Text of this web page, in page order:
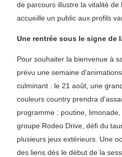
de parcours illustre la vitalité de
accueille un public aux profils
Une rentrée sous le signe de
Pour souhaiter la bienvenue à
prévu une semaine
culminant : le 21 août, une
couleurs country prendra
programme : poutine,
groupe Rodeo Drive, défi du
plusieurs jeux extérieurs. Une
des liens dès le début de la